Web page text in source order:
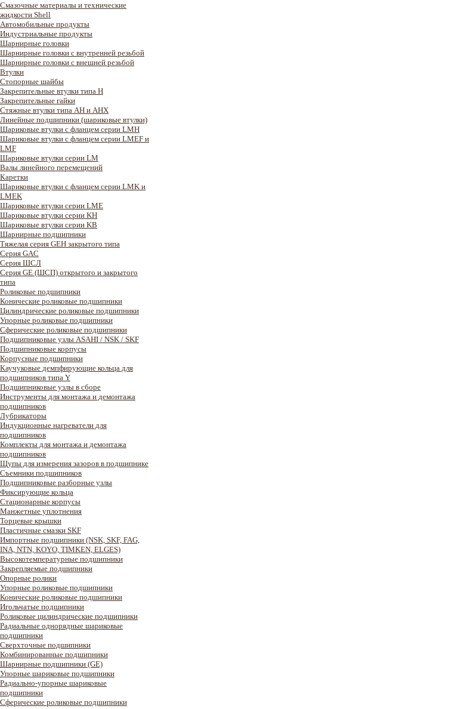
Смазочные материалы и технические
жидкости Shell
Автомобильные продукты
Индустриальные продукты
Шарнирные головки
Шарнирные головки с внутренней резьбой
Шарнирные головки с внешней резьбой
Втулки
Стопорные шайбы
Закрепительные втулки типа H
Закрепительные гайки
Стяжные втулки типа AH и AHX
Линейные подшипники (шариковые втулки)
Шариковые втулки с фланцем серии LMH
Шариковые втулки с фланцем серии LMEF и
LMF
Шариковые втулки серии LM
Валы линейного перемещений
Каретки
Шариковые втулки с фланцем серии LMK и
LMEK
Шариковые втулки серии LME
Шариковые втулки серии KH
Шариковые втулки серии KB
Шарнирные подшипники
Тяжелая серия GEH закрытого типа
Серия GAC
Cерия ШСЛ
Серия GE (ШСП) открытого и закрытого
типа
Роликовые подшипники
Конические роликовые подшипники
Цилиндрические роликовые подшипники
Упорные роликовые подшипники
Сферические роликовые подшипники
Подшипниковые узлы ASAHI / NSK / SKF
Подшипниковые корпусы
Корпусные подшипники
Каучуковые демпфирующие кольца для
подшипников типа Y
Подшипниковые узлы в сборе
Инструменты для монтажа и демонтажа
подшипников
Лубрикаторы
Индукционные нагреватели для
подшипников
Комплекты для монтажа и демонтажа
подшипников
Щупы для измерения зазоров в подшипнике
Съемники подшипников
Подшипниковые разборные узлы
Фиксирующие кольца
Стационарные корпусы
Манжетные уплотнения
Торцевые крышки
Пластичные смазки SKF
Импортные подшипники (NSK, SKF, FAG,
INA, NTN, KOYO, TIMKEN, ELGES)
Высокотемпературные подшипники
Закрепляемые подшипники
Опорные ролики
Упорные роликовые подшипники
Конические роликовые подшипники
Игольчатые подшипники
Роликовые цилиндрические подшипники
Радиальные однорядные шариковые
подшипники
Сверхточные подшипники
Комбинированные подшипники
Шарнирные подшипники (GE)
Упорные шариковые подшипники
Радиально-упорные шариковые
подшипники
Сферические роликовые подшипники